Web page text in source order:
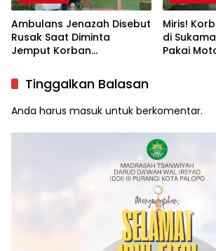
Ambulans Jenazah Disebut
Rusak Saat Diminta
Jemput Korban
Sukamaju Beri Klarifikasi
Miris!
di
Pakai
Tinggalkan Balasan
Anda harus masuk untuk berkomentar.